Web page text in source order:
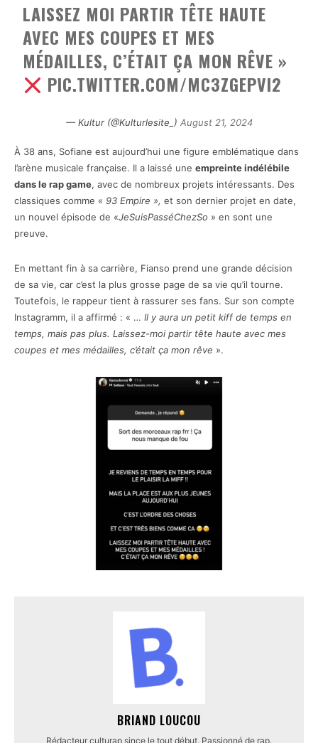
LAISSEZ MOI PARTIR TÊTE HAUTE
AVEC MES COUPES ET MES
MÉDAILLES, C’ÉTAIT ÇA MON RÊVE »
PIC.TWITTER.COM/MC3ZGEPVI2
— Kultur (@Kulturlesite_) August 21, 2024
À 38 ans, Sofiane est aujourd’hui une figure emblématique dans
l’arène musicale française. Il a laissé une empreinte indélébile
dans le rap game, avec de nombreux projets intéressants. Des
classiques comme « 93 Empire », et son dernier projet en date,
un nouvel épisode de «JeSuisPasséChezSo » en sont une
preuve.
En mettant fin à sa carrière, Fianso prend une grande décision
de sa vie, car c’est la plus grosse page de sa vie qu’il tourne.
Toutefois, le rappeur tient à rassurer ses fans. Sur son compte
Instagramm, il a affirmé : « … Il y aura un petit kiff de temps en
temps, mais pas plus. Laissez-moi partir tête haute avec mes
coupes et mes médailles, c’était ça mon rêve ».
BRIAND LOUCOU
Rédacteur culturap since le tout début. Passionné de rap.